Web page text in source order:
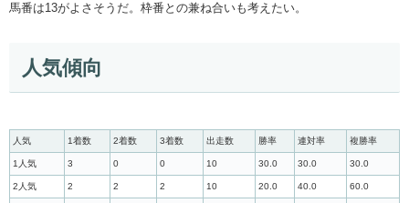
馬番は13がよさそうだ。枠番との兼ね合いも考えたい。
人気傾向
人気 1着数 2着数 3着数 出走数 勝率 連対率 複勝率
1人気 3 0 0 10 30.0 30.0 30.0
2人気 2 2 2 10 20.0 40.0 60.0